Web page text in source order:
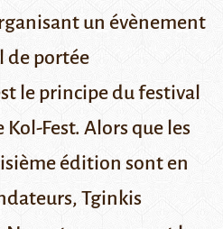
un évènement
de portée
le principe du festival
Fest. Alors que les
édition sont en
Tginkis